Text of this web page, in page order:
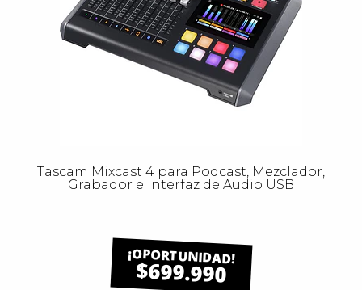
Tascam Mixcast 4 para Podcast, Mezclador,
Grabador e Interfaz de Audio USB
$699.990